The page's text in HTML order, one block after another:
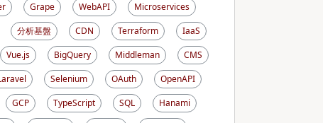
Grape WebAPI
Microservices
分析基盤 CDN Terraform
IaaS
Vue.js BigQuery Middleman
CMS
Selenium OAuth
OpenAPI
GCP TypeScript SQL
Hanami